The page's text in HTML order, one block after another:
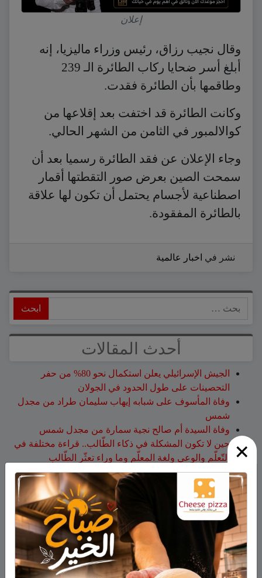
×
إعلان
وقال نجيب رزاق، رئيس وزراء ماليزيا، إنه
أبلغ أسر ضحايا ركاب الطائرة الـ 239
وطاقمها بأن الطائرة فقدت.
وكانت الطائرة قد اختفت بعد إقلاعها من
كوالالمبور في الثامن من الشهر الحالي.
وجاء الإعلان عن فقد الطائرة رسميا بعد أن
سمحت الصين بعرض صور التقطتها أقمار
اصطناعية لأجسام يحتمل أن تكون لها علاقة
بالطائرة المفقودة.
نشر في اخبار عالمية
أحدث المقالات
الجيش الإسرائيلي يعلن استكمال نحو 80% من حفر
التحصينات على طول الحدود في الجولان
وفاة المأسوف على شبابه إيهاب سليمان طراد من مجدل
شمس
وفاة السيدة أم صالح نجية سمارة من مجدل شمس
حين لا تكون المشكلة في ذكاء الطّالب.. قراءة مختلفة في
التّعلّم والوعي ولغة المعلّم وما وراء تعثّر الطّالب
هذا الأسبوع: لا تفوّتوا اليوم المفتوح في كلية تل حاي
للهندسيين – 13/8/2026
أحدث التعليقات
فارس حمد
هل أصبح الزوج أو الزوجة مجرد سلعة
نتخلص منها بعد استعمالها؟
نبيه عويداتعلى
تخريج 14 نحالاً جديداً في الجولان بإشراف